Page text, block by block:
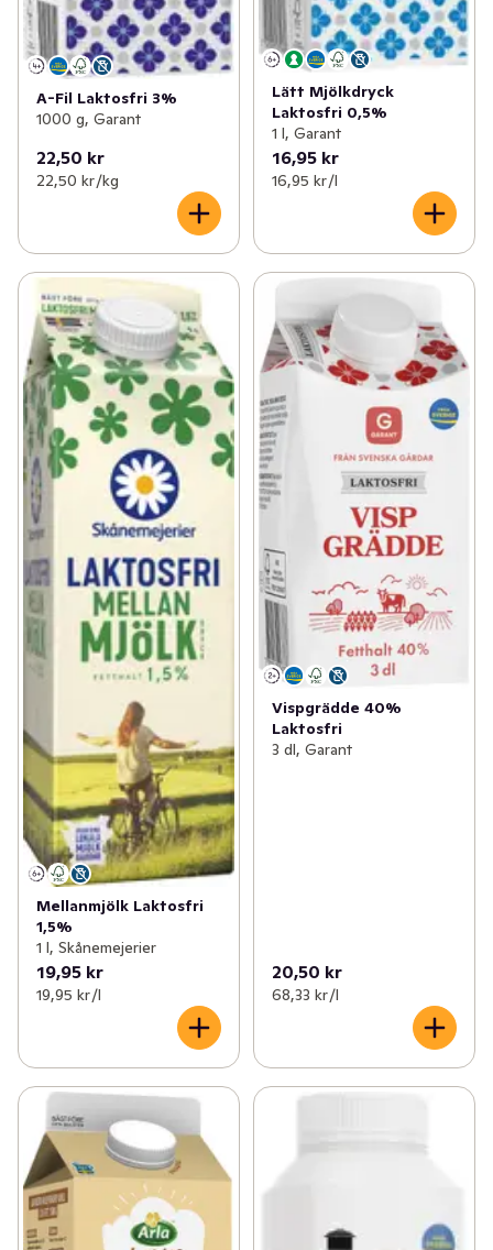
A-Fil Laktosfri 3%
1000 g, Garant
22,50 kr
22,50 kr /kg
Lätt Mjölkdryck
Laktosfri 0,5%
1 l, Garant
16,95 kr
16,95 kr /l
Mellanmjölk Laktosfri
1,5%
1 l, Skånemejerier
19,95 kr
19,95 kr /l
Vispgrädde 40%
Laktosfri
3 dl, Garant
20,50 kr
68,33 kr /l